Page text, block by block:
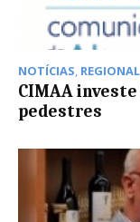
NOTÍCIAS, REGIONAL
CIMAA
pedestres